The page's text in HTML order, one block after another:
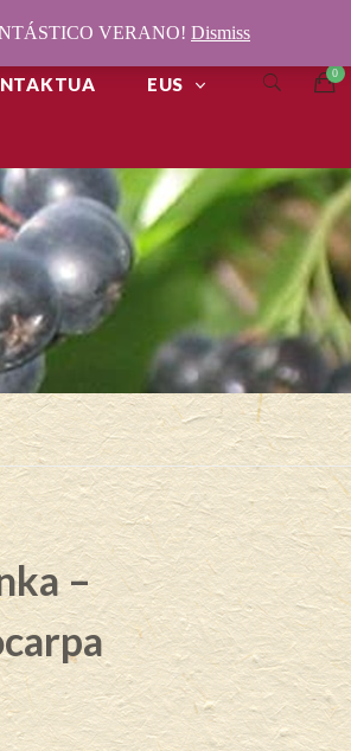
EUS
–
VERANO! Dismiss